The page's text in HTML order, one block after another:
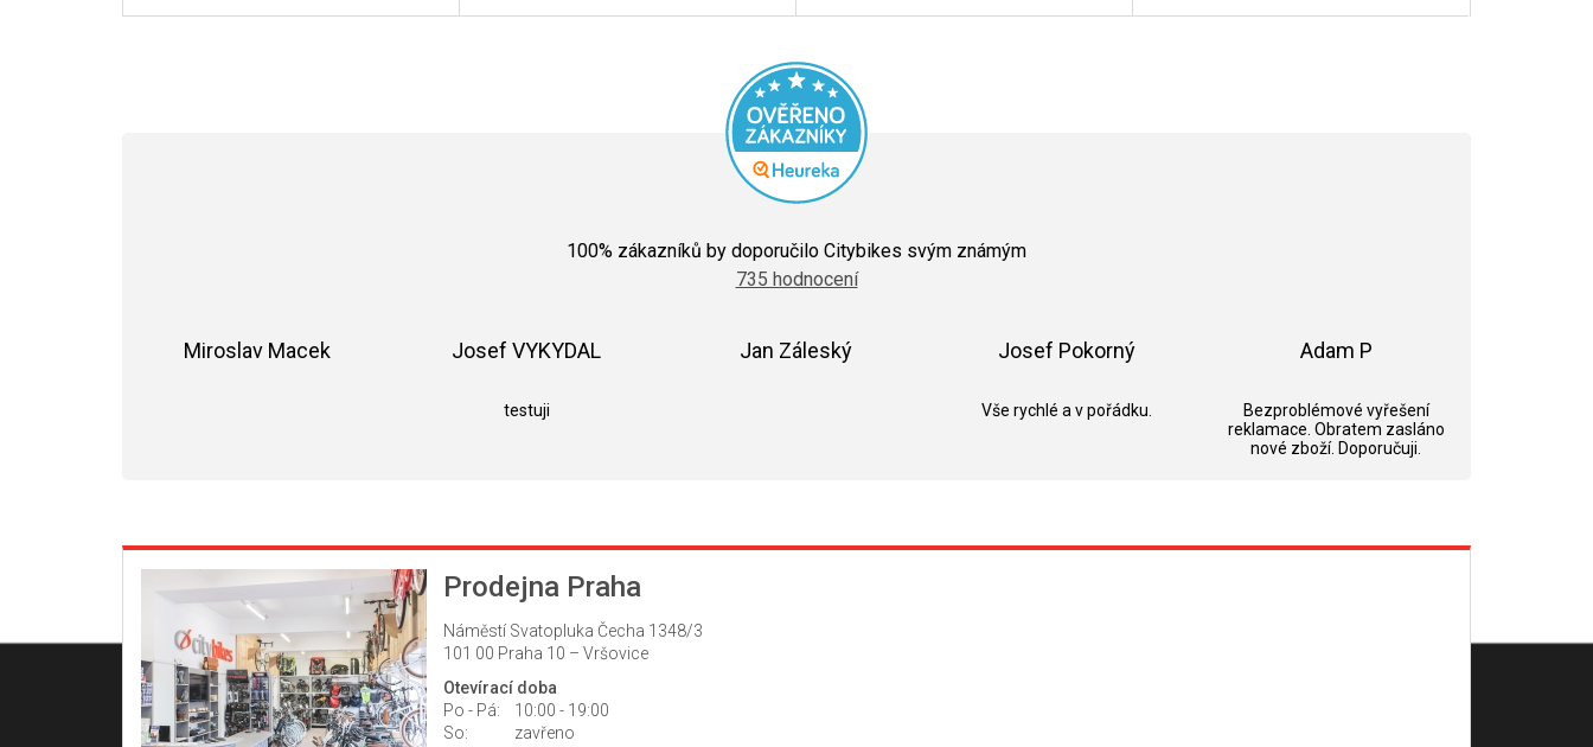
hodnocení
obchodu
je
5
hvězdiček.
100% zákazníků by doporučilo Citybikes svým známým
735 hodnocení
Miroslav Macek Josef VYKYDAL
testuji
Jan Záleský Josef Pokorný
Vše rychlé a v pořádku.
Adam P
Bezproblémové vyřešení
reklamace. Obratem zasláno
nové zboží. Doporučuji.
Prodejna Praha
Náměstí Svatopluka Čecha 1348/3
101 00 Praha 10 – Vršovice
Otevírací doba
Po - Pá:
10:00 - 19:00
So:
zavřeno